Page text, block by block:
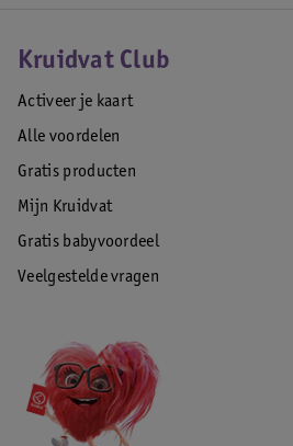
Kruidvat Club
Activeer je kaart
Alle voordelen
Gratis producten
Mijn Kruidvat
Gratis babyvoordeel
Veelgestelde vragen